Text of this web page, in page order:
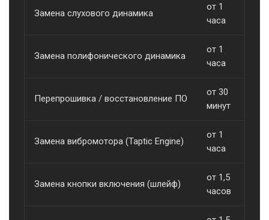
Замена слухового динамика
от 1
часа
Замена полифонического динамика
от 1
часа
Перепрошивка / восстановление ПО
от 30
минут
Замена вибромотора (Taptic Engine)
от 1
часа
Замена кнопки включения (шлейф)
от 1,5
часов